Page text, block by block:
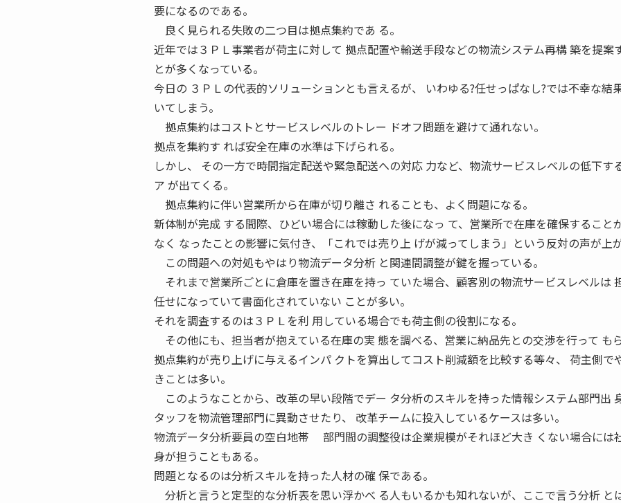
要になるのである。
良く見られる失敗の二つ目は拠点集約であ る。
近年では３ＰＬ事業者が荷主に対して 拠点配置や輸送手段などの物流システム再構 築を提案
とが多くなっている。
今日の ３ＰＬの代表的ソリューションとも言えるが、 いわゆる?任せっぱなし?では不幸な結
いてしまう。
拠点集約はコストとサービスレベルのトレー ドオフ問題を避けて通れない。
拠点を集約す れば安全在庫の水準は下げられる。
しかし、 その一方で時間指定配送や緊急配送への対応 力など、物流サービスレベルの低下す
ア が出てくる。
拠点集約に伴い営業所から在庫が切り離さ れることも、よく問題になる。
新体制が完成 する間際、ひどい場合には稼動した後になっ て、営業所で在庫を確保すること
なく なったことの影響に気付き、「これでは売り上 げが減ってしまう」という反対の声が上が
この問題への対処もやはり物流データ分析 と関連間調整が鍵を握っている。
それまで営業所ごとに倉庫を置き在庫を持っ ていた場合、顧客別の物流サービスレベルは
任せになっていて書面化されていない ことが多い。
それを調査するのは３ＰＬを利 用している場合でも荷主側の役割になる。
その他にも、担当者が抱えている在庫の実 態を調べる、営業に納品先との交渉を行って もら
拠点集約が売り上げに与えるインパ クトを算出してコスト削減額を比較する等々、 荷主側で
きことは多い。
このようなことから、改革の早い段階でデー タ分析のスキルを持った情報システム部門出
タッフを物流管理部門に異動させたり、 改革チームに投入しているケースは多い。
物流データ分析要員の空白地帯 部門間の調整役は企業規模がそれほど大き くない場合には
身が担うこともある。
問題となるのは分析スキルを持った人材の確 保である。
分析と言うと定型的な分析表を思い浮かべ る人もいるかも知れないが、ここで言う分析 と